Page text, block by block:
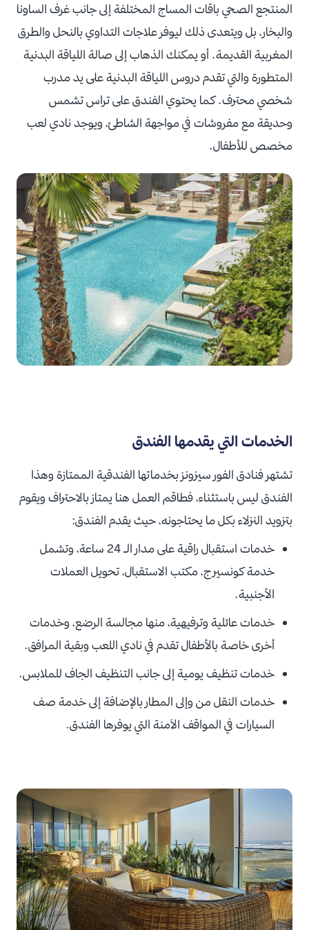
المنتجع الصحي باقات المساج المختلفة إلى جانب غرف الساونا
والبخار، بل ويتعدى ذلك ليوفر علاجات التداوي بالنحل والطرق
المغربية القديمة. أو يمكنك الذهاب إلى صالة اللياقة البدنية
المتطورة والتي تقدم دروس اللياقة البدنية على يد مدرب
شخصي محترف. كما يحتوي الفندق على تراس تشمس
وحديقة مع مفروشات في مواجهة الشاطئ، ويوجد نادي لعب
مخصص للأطفال.
الخدمات التي يقدمها الفندق
تشتهر فنادق الفور سيزونز بخدماتها الفندقية الممتازة وهذا
الفندق ليس باستثناء، فطاقم العمل هنا يمتاز بالاحتراف ويقوم
بتزويد النزلاء بكل ما يحتاجونه، حيث يقدم الفندق:
خدمات استقبال راقية على مدار الـ 24 ساعة، وتشمل
خدمة كونسيرج، مكتب الاستقبال، تحويل العملات
الأجنبية.
خدمات عائلية وترفيهية، منها مجالسة الرضع، وخدمات
أخرى خاصة بالأطفال تقدم في نادي اللعب وبقية المرافق.
خدمات تنظيف يومية إلى جانب التنظيف الجاف للملابس.
خدمات النقل من وإلى المطار بالإضافة إلى خدمة صف
السيارات في المواقف الآمنة التي يوفرها الفندق.